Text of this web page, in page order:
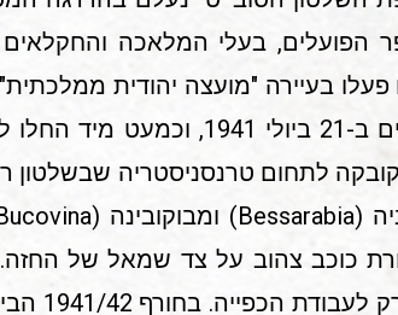
הפועלים, בעלי המלאכה
בעיירה "מועצה יהודית
כוכב צהוב על צד שמאל של החזה.